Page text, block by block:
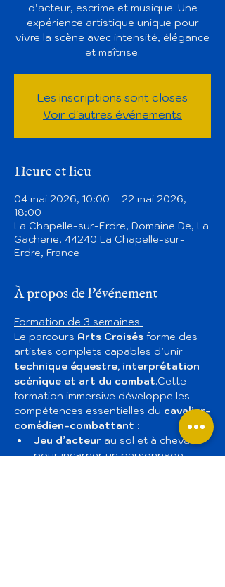
d’acteur, escrime et musique. Une
expérience artistique unique pour
vivre la scène avec intensité, élégance
et maîtrise.
Les inscriptions sont closes
Voir d'autres événements
Heure et lieu
04 mai 2026, 10:00 – 22 mai 2026,
18:00
La Chapelle-sur-Erdre, Domaine De, La
Gacherie, 44240 La Chapelle-sur-
Erdre, France
À propos de l'événement
Formation de 3 semaines
Le parcours Arts Croisés forme des
artistes complets capables d’unir
technique équestre, interprétation
scénique et art du combat.Cette
formation immersive développe les
compétences essentielles du cavalier-
comédien-combattant :
Jeu d’acteur au sol et à cheval,
pour incarner un personnage